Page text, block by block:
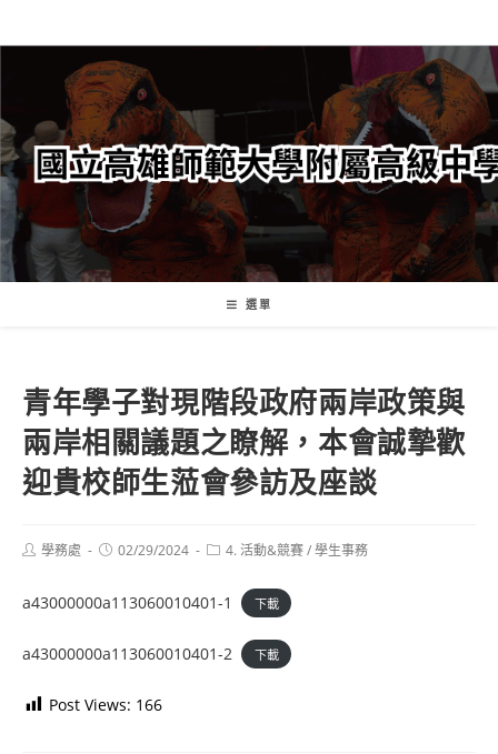
轉
要
內
容
選單
青年學子對現階段政府兩岸政策與
兩岸相關議題之瞭解，本會誠摯歡
迎貴校師生蒞會參訪及座談
Post學務處
Post02/29/2024
Post4. 活動&競賽/學生事務
a43000000a113060010401-1 下載
a43000000a113060010401-2 下載
Post Views: 166